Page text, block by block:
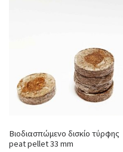
Βιοδιασπώμενο δισκίο τύρφης
peat pellet 33 mm